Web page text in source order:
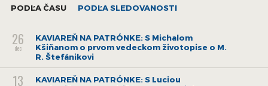
PODĽA ČASU PODĽA SLEDOVANOSTI
26
dec
KAVIAREŇ NA PATRÓNKE: S Michalom
Kšiňanom o prvom vedeckom životopise o M.
R. Štefánikovi
13
KAVIAREŇ NA PATRÓNKE: S Luciou